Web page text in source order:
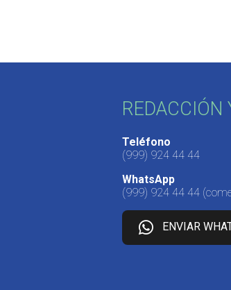
REDACCIÓN
Teléfono
(999) 924 44 44
WhatsApp
(999) 924 44 44
ENVIAR